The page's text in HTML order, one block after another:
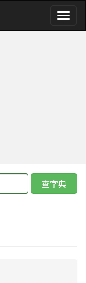
查字典